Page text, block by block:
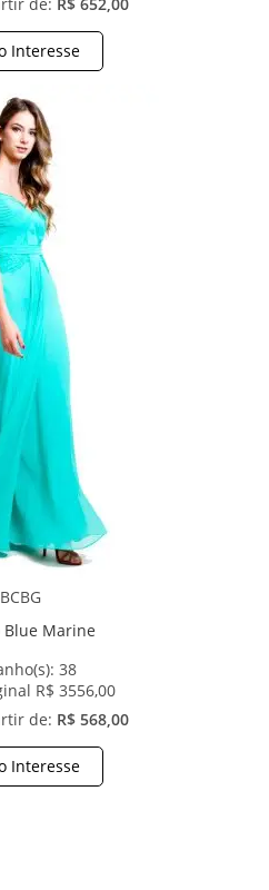
Interesse
BCBG
Blue Marine
38
R$ 3556,00
de: R$ 568,00
Interesse